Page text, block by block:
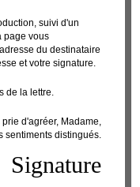
suivi d'un
page vous
du destinataire
et votre signature.
de la lettre.
d'agréer, Madame,
sentiments distingués.
Signature